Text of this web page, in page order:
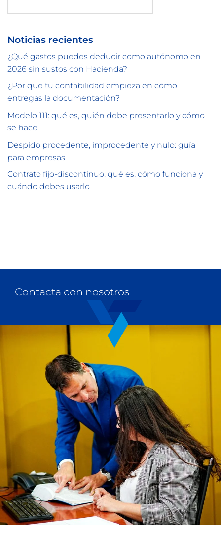
Noticias recientes
¿Qué gastos puedes deducir como autónomo en
2026 sin sustos con Hacienda?
¿Por qué tu contabilidad empieza en cómo
entregas la documentación?
Modelo 111: qué es, quién debe presentarlo y cómo
se hace
Despido procedente, improcedente y nulo: guía
para empresas
Contrato fijo-discontinuo: qué es, cómo funciona y
cuándo debes usarlo
Contacta con nosotros